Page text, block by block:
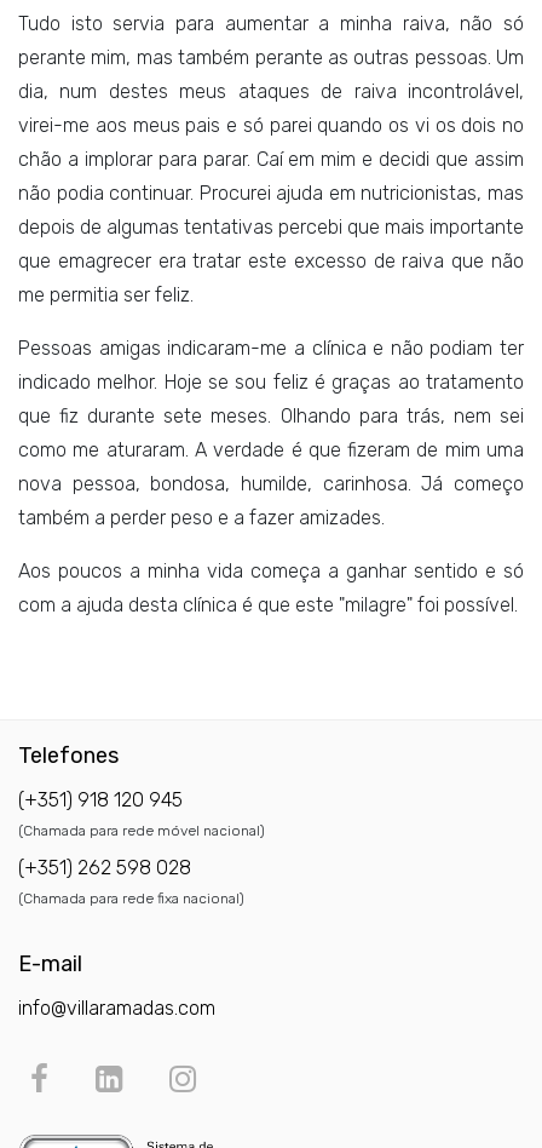
Tudo isto servia para aumentar a minha raiva, não só
perante mim, mas também perante as outras pessoas. Um
dia, num destes meus ataques de raiva incontrolável,
virei-me aos meus pais e só parei quando os vi os dois no
chão a implorar para parar. Caí em mim e decidi que assim
não podia continuar. Procurei ajuda em nutricionistas, mas
depois de algumas tentativas percebi que mais importante
que emagrecer era tratar este excesso de raiva que não
me permitia ser feliz.
Pessoas amigas indicaram-me a clínica e não podiam ter
indicado melhor. Hoje se sou feliz é graças ao tratamento
que fiz durante sete meses. Olhando para trás, nem sei
como me aturaram. A verdade é que fizeram de mim uma
nova pessoa, bondosa, humilde, carinhosa. Já começo
também a perder peso e a fazer amizades.
Aos poucos a minha vida começa a ganhar sentido e só
com a ajuda desta clínica é que este "milagre" foi possível.
Telefones
(+351) 918 120 945
(Chamada para rede móvel nacional)
(+351) 262 598 028
(Chamada para rede fixa nacional)
E-mail
info@villaramadas.com